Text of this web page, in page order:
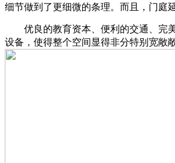
细节做到了更细微的条理。而且，门庭
优良的教育资本、便利的交通、完
设备，使得整个空间显得非分特别宽敞